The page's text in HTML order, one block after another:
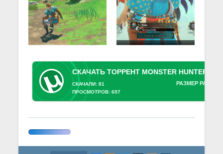
РАЗМЕР
СКАЧАЛИ: 81
ПРОСМОТРОВ: 697